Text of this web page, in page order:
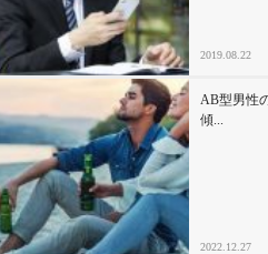
2019.08.22
AB型男性
傾...
2022.12.27